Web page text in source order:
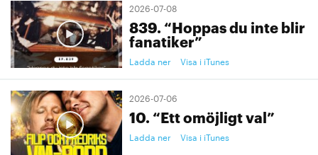
2026-07-08
839. “Hoppas du inte blir
fanatiker”
Ladda ner Visa i iTunes
2026-07-06
10. “Ett omöjligt val”
Ladda ner Visa i iTunes